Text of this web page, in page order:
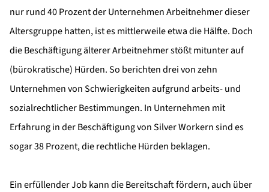
nur rund 40 Prozent der Unternehmen Arbeitnehmer dieser
Altersgruppe hatten, ist es mittlerweile etwa die Hälfte. Doch
die Beschäftigung älterer Arbeitnehmer stößt mitunter auf
(bürokratische) Hürden. So berichten drei von zehn
Unternehmen von Schwierigkeiten aufgrund arbeits- und
sozialrechtlicher Bestimmungen. In Unternehmen mit
Erfahrung in der Beschäftigung von Silver Workern sind es
sogar 38 Prozent, die rechtliche Hürden beklagen.
Ein erfüllender Job kann die Bereitschaft fördern, auch über